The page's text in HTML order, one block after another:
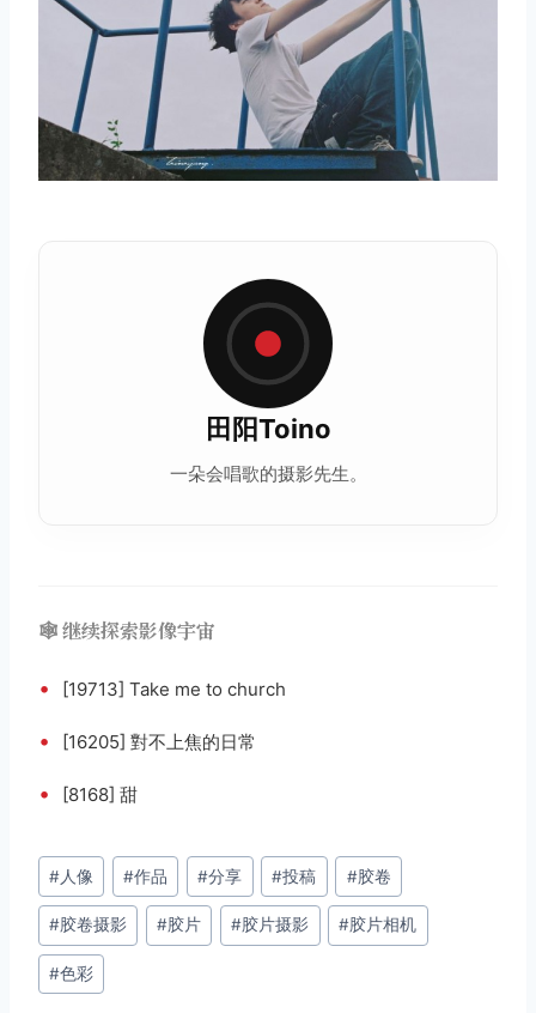
田阳Toino
一朵会唱歌的摄影先生。
🕸️ 继续探索影像宇宙
• [19713] Take me to church
• [16205] 對不上焦的日常
• [8168] 甜
文
章
标
签：
#人像 #作品 #分享 #投稿 #胶卷
#胶卷摄影 #胶片 #胶片摄影 #胶片相机
#色彩